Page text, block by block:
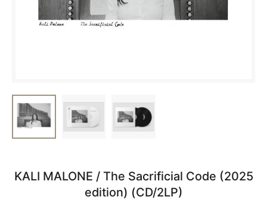
KALI MALONE / The Sacrificial Code (2025
edition) (CD/2LP)